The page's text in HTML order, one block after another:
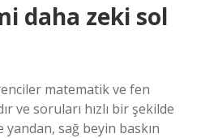
daha zeki sol
matematik ve fen
ve soruları hızlı bir şekilde
sağ beyin baskın